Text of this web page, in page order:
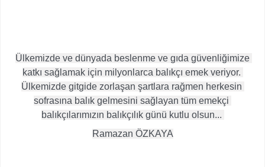
Ülkemizde ve dünyada beslenme ve gıda güvenliğimize
katkı sağlamak için milyonlarca balıkçı emek veriyor.
Ülkemizde gitgide zorlaşan şartlara rağmen herkesin
sofrasına balık gelmesini sağlayan tüm emekçi
balıkçılarımızın balıkçılık günü kutlu olsun...
Ramazan ÖZKAYA